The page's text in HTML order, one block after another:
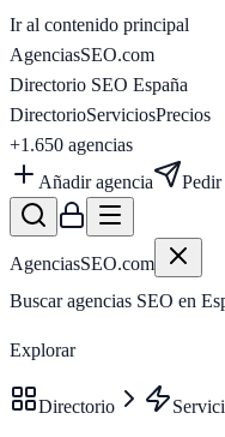
Ir al contenido principal
AgenciasSEO.com
Directorio SEO España
DirectorioServiciosPrecios
+1.650 agencias
Añadir agencia
Pedir
AgenciasSEO.com
Buscar agencias SEO en
Explorar
Directorio